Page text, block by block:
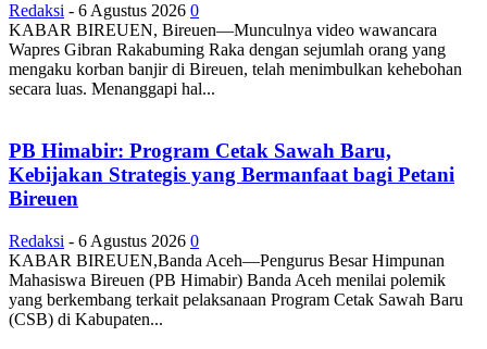
Redaksi - 6 Agustus 2026 0
KABAR BIREUEN, Bireuen—Munculnya video wawancara
Wapres Gibran Rakabuming Raka dengan sejumlah orang yang
mengaku korban banjir di Bireuen, telah menimbulkan kehebohan
secara luas. Menanggapi hal...
PB Himabir: Program Cetak Sawah Baru,
Kebijakan Strategis yang Bermanfaat bagi Petani
Bireuen
Redaksi - 6 Agustus 2026 0
KABAR BIREUEN,Banda Aceh—Pengurus Besar Himpunan
Mahasiswa Bireuen (PB Himabir) Banda Aceh menilai polemik
yang berkembang terkait pelaksanaan Program Cetak Sawah Baru
(CSB) di Kabupaten...